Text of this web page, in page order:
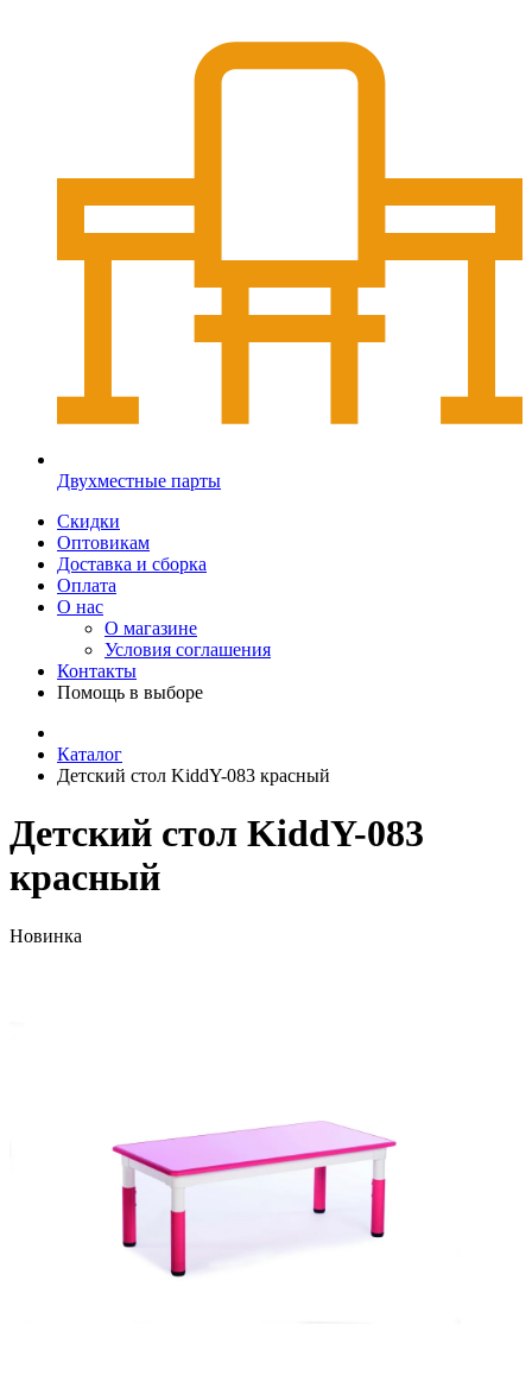
Двухместные парты
Скидки
Оптовикам
Доставка и сборка
Оплата
О нас
О магазине
Условия соглашения
Контакты
Помощь в выборе
Каталог
Детский стол KiddY-083 красный
Детский стол KiddY-083
красный
Новинка